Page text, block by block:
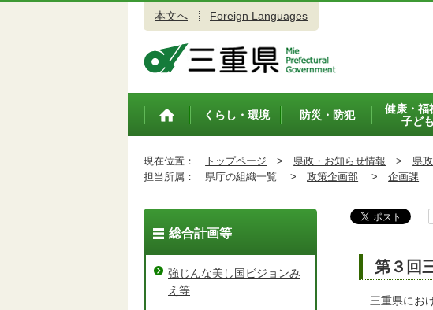
本文へ Foreign Languages
トップペ
くらし・環境 防災・防犯
健康・福
子ども
現在位置： トップページ > 県政・お知らせ情報 > 県
担当所属：
県庁の組織一覧 > 政策企画部 > 企画課
第３回
三重県にお
総合計画等
強じんな美し国ビジョンみ
え等